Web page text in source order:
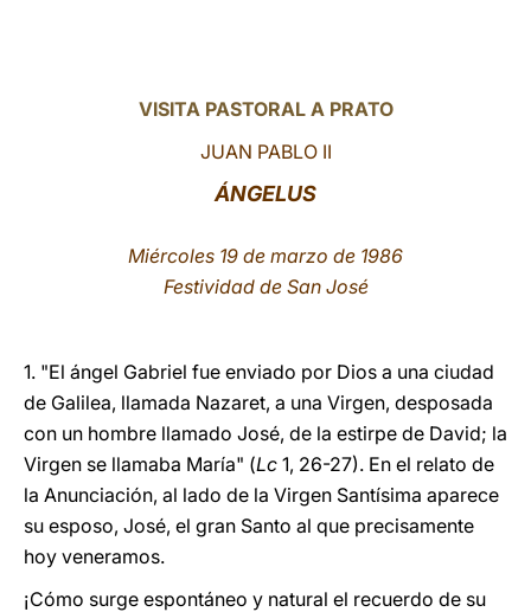
VISITA PASTORAL A PRATO
JUAN PABLO II
ÁNGELUS
Miércoles 19 de marzo de 1986
Festividad de San José
1. "El ángel Gabriel fue enviado por Dios a una ciudad
de Galilea, llamada Nazaret, a una Virgen, desposada
con un hombre llamado José, de la estirpe de David; la
Virgen se llamaba María" (Lc 1, 26-27). En el relato de
la Anunciación, al lado de la Virgen Santísima aparece
su esposo, José, el gran Santo al que precisamente
hoy veneramos.
¡Cómo surge espontáneo y natural el recuerdo de su